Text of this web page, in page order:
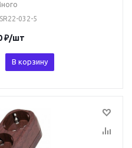
032-5
₽/шт
В корзину